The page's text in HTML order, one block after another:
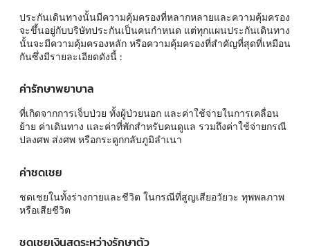
ประกันเดินทางนั้นมีความคุ้มครองที่หลากหลายและความคุ้มครอง
จะขึ้นอยู่กับบริษัทประกันเป็นคนกำหนด แต่ทุกแผนประกันเดินทาง
นั้นจะมีความคุ้มครองหลัก หรือความคุ้มครองที่สำคัญที่สุดที่เหมือน
กันซึ่งมีรายละเอียดดังนี้ :
ค่ารักษาพยาบาล
ที่เกิดจากการเจ็บป่วย ทั้งผู้ป่วยนอก และค่าใช้จ่ายในการเคลื่อน
ย้าย ค่าเดินทาง และค่าที่พักสำหรับคนดูแล รวมถึงค่าใช้จ่ายกรณี
ปลงศพ ส่งศพ หรือกระดูกกลับภูมิลำเนา
ค่าชดเชย
ชดเชยในทั้งร่างกายและชีวิต ในกรณีที่สูญเสียอวัยวะ ทุพพลภาพ
หรือเสียชีวิต
ชดเชยเงินสดระหว่างรักษาตัว